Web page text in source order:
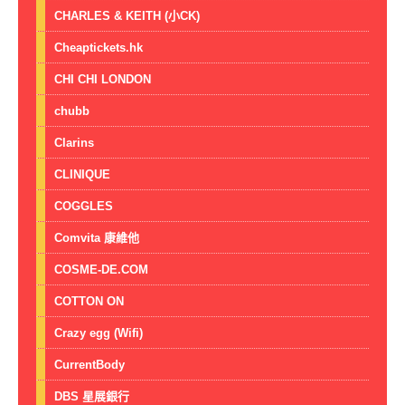
CHARLES & KEITH (小CK)
Cheaptickets.hk
CHI CHI LONDON
chubb
Clarins
CLINIQUE
COGGLES
Comvita 康維他
COSME-DE.COM
COTTON ON
Crazy egg (Wifi)
CurrentBody
DBS 星展銀行